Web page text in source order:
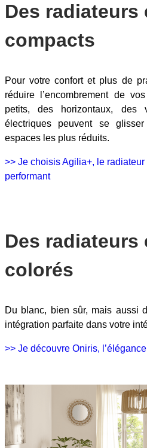
Des radiateurs
compacts
Pour votre confort et plus de
réduire l’encombrement de
petits, des horizontaux, des
électriques peuvent se
espaces les plus réduits.
>> Je choisis Agilia+, le
performant
Des radiateurs
colorés
Du blanc, bien sûr, mais aussi
intégration parfaite dans votre
>> Je découvre Oniris,